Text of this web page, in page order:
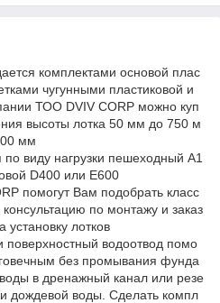
комплектами основой плас
чугунными пластиковой и
ТОО DVIV CORP можно куп
высоты лотка 50 мм до 750 м
мм
виду нагрузки пешеходный А1
D400 или E600
помогут Вам подобрать класс
консультацию по монтажу и заказ
лотков
поверхностный водоотвод помо
без промывания фунда
в дренажный канал или резе
дождевой воды. Сделать компл